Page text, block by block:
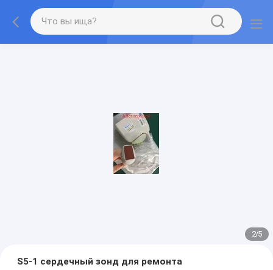
2/5
S5-1 сердечный зонд для ремонта